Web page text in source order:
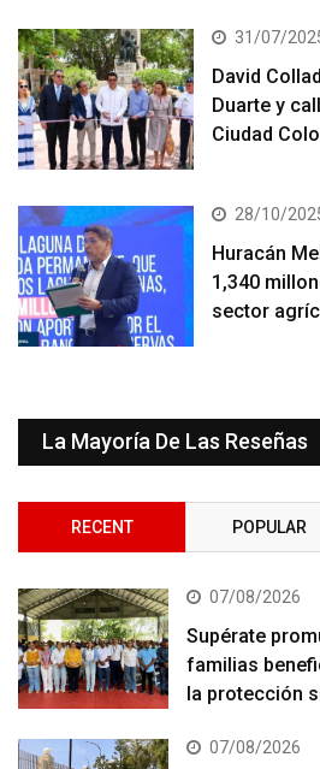
31/07/
David
Duarte y
Ciudad
28/10/
Huracán
1,340
sector
La Mayoría De Las Reseñas
RECENT POPULAR
07/08/2026
Supérate
familias
la protección
07/08/2026